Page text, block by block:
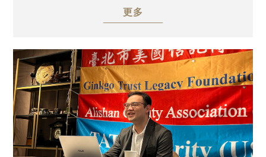
值得一提的是，作者多年來實際參與多個家族之
與驗證。
以美國信託為例，作者在過去十年間，
親自拜訪並交流美國信託律師、稅務律師、會計
師及受託公司等專業人士多達數百位，
多方參酌美國當地實務經驗與專業意見，
反覆確認所有操作細節及其潛在稅務與法律風
險，
務求所採用的籌劃工具，能確實發揮效果，並符
TATA Charity (USA) 協辦，特邀請安致勤資會
計師集團助理副總裁、美國律師許登淵，以「小
題，深入探討小島信託在全球稅務透明化趨勢下
面臨的合規與存續壓力，並分析美國信託於現行
國際稅務架構中所展現的制度優勢與實務運用空
間，誠摯邀請業界先進與高資產人士踴躍參與。
更多